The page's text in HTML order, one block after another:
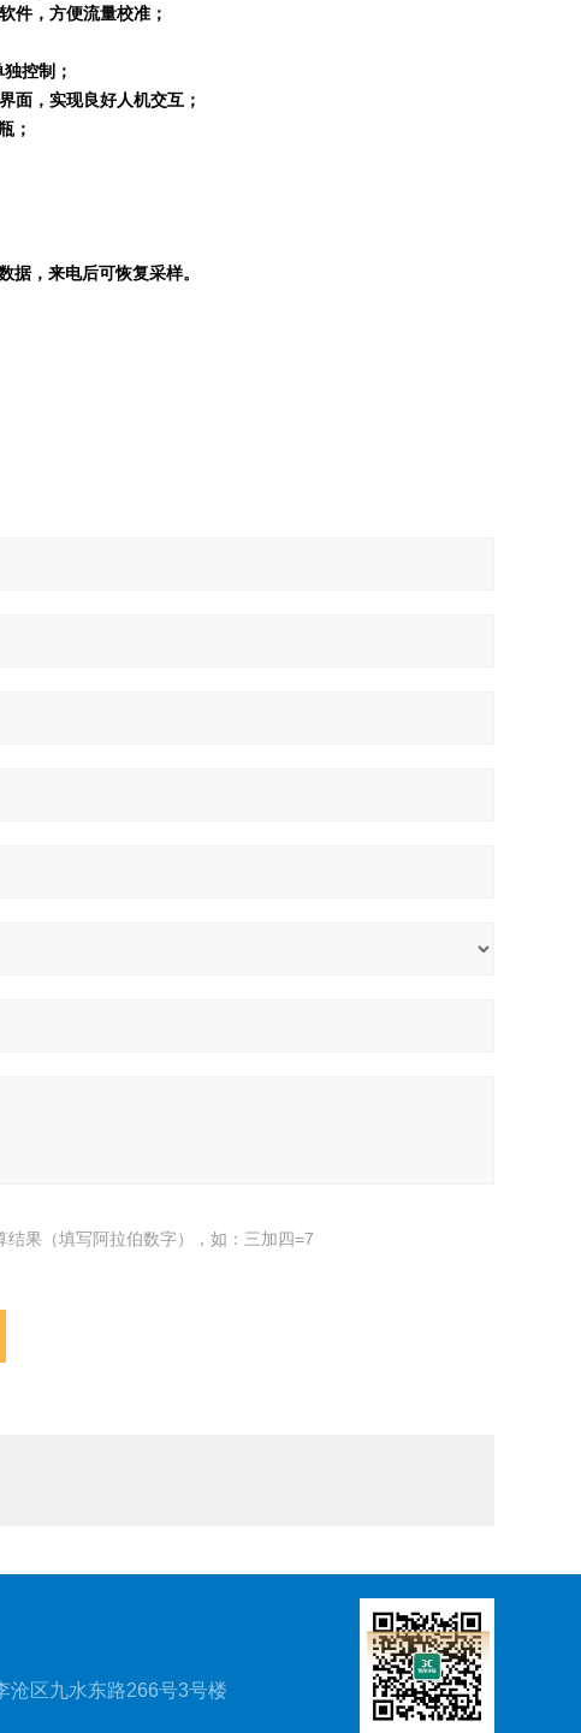
件，方便流量校准；
控制；
面，实现良好人机交互；
；
，来电后可恢复采样。
结果（填写阿拉伯数字），如：三加四=7
沧区九水东路266号3号楼